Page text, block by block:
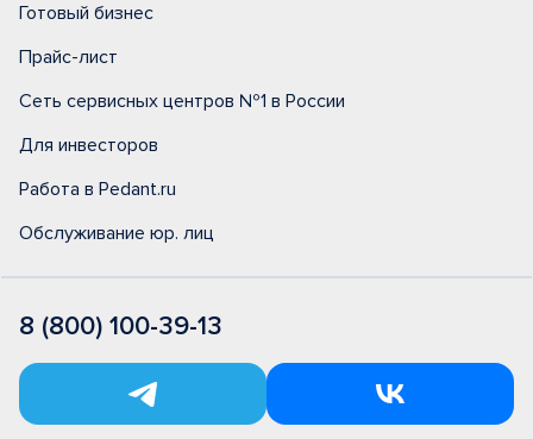
Готовый бизнес
Прайс-лист
Сеть сервисных центров №1 в России
Для инвесторов
Работа в Pedant.ru
Обслуживание юр. лиц
8 (800) 100-39-13